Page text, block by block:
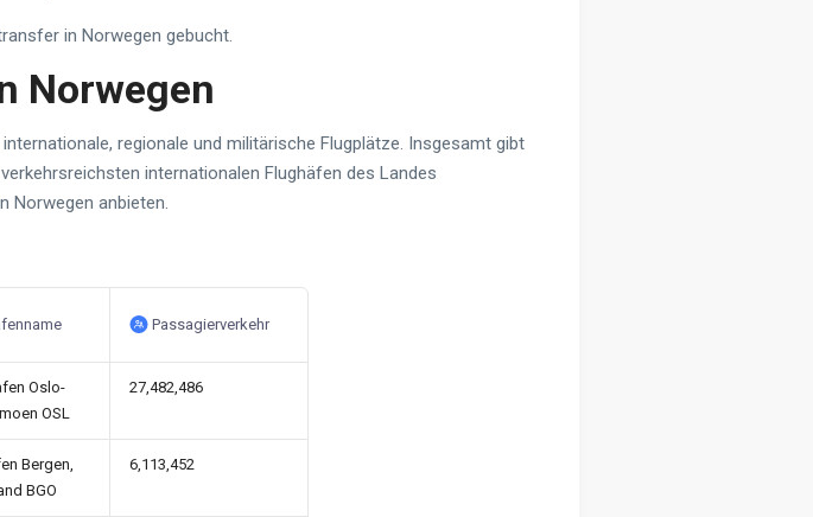
in Norwegen gebucht.
Norwegen
regionale und militärische Flugplätze. Insgesamt gibt
internationalen Flughäfen des Landes
Norwegen anbieten.
Passagierverkehr
Oslo-
OSL
27,482,486
Bergen,
BGO
6,113,452